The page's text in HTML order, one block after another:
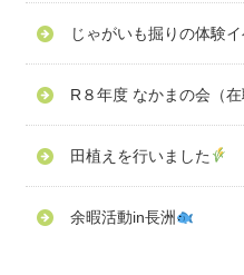
じゃがいも掘りの体験
R８年度 なかまの会（在
田植えを行いました
余暇活動in長洲